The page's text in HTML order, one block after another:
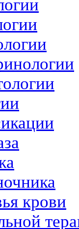
крови